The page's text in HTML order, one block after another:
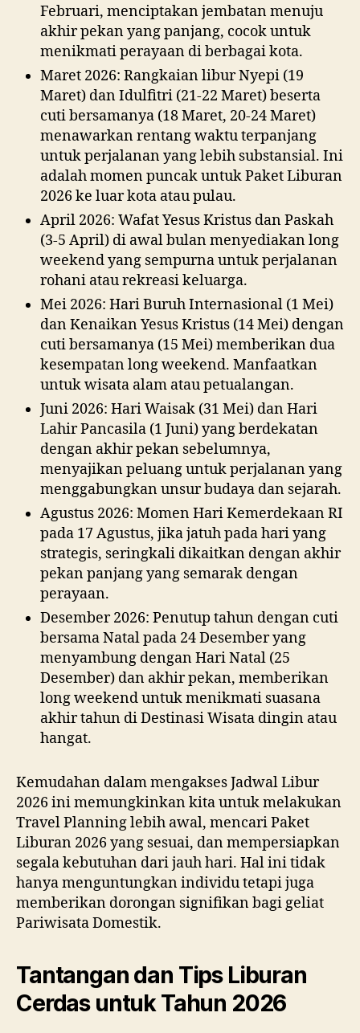
Februari, menciptakan jembatan menuju
akhir pekan yang panjang, cocok untuk
menikmati perayaan di berbagai kota.
Maret 2026: Rangkaian libur Nyepi (19
Maret) dan Idulfitri (21-22 Maret) beserta
cuti bersamanya (18 Maret, 20-24 Maret)
menawarkan rentang waktu terpanjang
untuk perjalanan yang lebih substansial. Ini
adalah momen puncak untuk Paket Liburan
2026 ke luar kota atau pulau.
April 2026: Wafat Yesus Kristus dan Paskah
(3-5 April) di awal bulan menyediakan long
weekend yang sempurna untuk perjalanan
rohani atau rekreasi keluarga.
Mei 2026: Hari Buruh Internasional (1 Mei)
dan Kenaikan Yesus Kristus (14 Mei) dengan
cuti bersamanya (15 Mei) memberikan dua
kesempatan long weekend. Manfaatkan
untuk wisata alam atau petualangan.
Juni 2026: Hari Waisak (31 Mei) dan Hari
Lahir Pancasila (1 Juni) yang berdekatan
dengan akhir pekan sebelumnya,
menyajikan peluang untuk perjalanan yang
menggabungkan unsur budaya dan sejarah.
Agustus 2026: Momen Hari Kemerdekaan RI
pada 17 Agustus, jika jatuh pada hari yang
strategis, seringkali dikaitkan dengan akhir
pekan panjang yang semarak dengan
perayaan.
Desember 2026: Penutup tahun dengan cuti
bersama Natal pada 24 Desember yang
menyambung dengan Hari Natal (25
Desember) dan akhir pekan, memberikan
long weekend untuk menikmati suasana
akhir tahun di Destinasi Wisata dingin atau
hangat.
Kemudahan dalam mengakses Jadwal Libur
2026 ini memungkinkan kita untuk melakukan
Travel Planning lebih awal, mencari Paket
Liburan 2026 yang sesuai, dan mempersiapkan
segala kebutuhan dari jauh hari. Hal ini tidak
hanya menguntungkan individu tetapi juga
memberikan dorongan signifikan bagi geliat
Pariwisata Domestik.
Tantangan dan Tips Liburan
Cerdas untuk Tahun 2026